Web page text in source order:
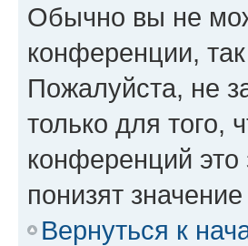
Обычно вы не
конференции,
Пожалуйста, не
только для того,
конференций
понизят
Вернуться к